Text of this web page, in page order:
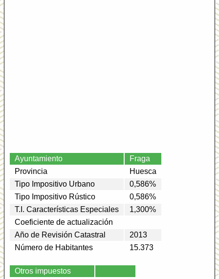
Ayuntamiento
Fraga
Provincia
Huesca
Tipo Impositivo Urbano
0,586%
Tipo Impositivo Rústico
0,586%
T.I. Características Especiales
1,300%
Coeficiente de actualización
Año de Revisión Catastral
2013
Número de Habitantes
15.373
Otros impuestos